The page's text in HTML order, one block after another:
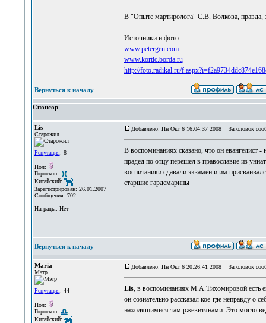
В "Опыте мартиролога" С.В. Волкова, правда,
Источники и фото:
www.petergen.com
www.kortic.borda.ru
http://foto.radikal.ru/
Вернуться к началу
Спонсор
Lis
Старожил
Репутация: 8
Пол:
Гороскоп:
Китайский:
Зарегистрирован: 26.01.2007
Сообщения: 702
Награды: Нет
Добавлено: Пн Окт 6 16:04:37 2008 Заголовок
В воспоминаниях сказано, что он евангелист
прадед по отцу перешел в православие из
воспитаники сдавали экзамен и им
старшие гардемарины
Вернуться к началу
Maria
Мэтр
Репутация: 44
Пол:
Гороскоп:
Китайский:
Добавлено: Пн Окт 6 20:26:41 2008 Заголовок
Lis, в воспоминаниях М.А.Тихомировой есть
он сознательно рассказал кое-где неправду о
находящимися там ржевитянами. Это могло